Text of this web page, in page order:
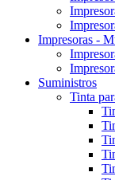
Impresoras -
Suministros
Tinta